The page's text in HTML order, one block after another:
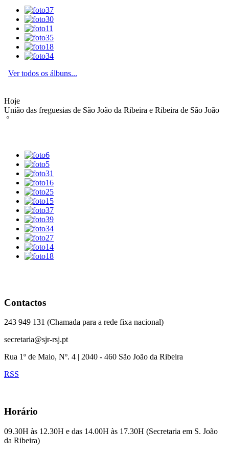
Ver todos os álbuns...
Hoje
União das freguesias de São João da Ribeira e Ribeira de São João
°
Contactos
243 949 131 (Chamada para a rede fixa nacional)
secretaria@sjr-rsj.pt
Rua 1º de Maio, Nº. 4 | 2040 - 460 São João da Ribeira
RSS
Horário
09.30H às 12.30H e das 14.00H às 17.30H (Secretaria em S. João
da Ribeira)